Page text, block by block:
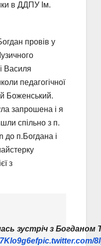
в ДДПУ Ім.
провів у
Василя
педагогічної
Боженський.
запрошена і я
спільно з п.
до п.Богдана і
з
зустріч з Богданом
pic.twitter.com/